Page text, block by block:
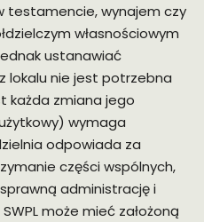
testamencie, wynajem czy
własnościowym
ustanawiać
lokalu nie jest potrzebna
każda zmiana jego
wymaga
odpowiada za
części wspólnych,
administrację i
może mieć założoną